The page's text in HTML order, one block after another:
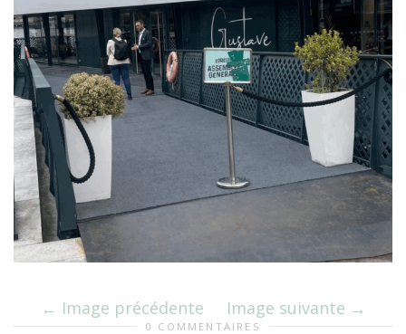
Image précédente Image suivante
0 COMMENTAIRES